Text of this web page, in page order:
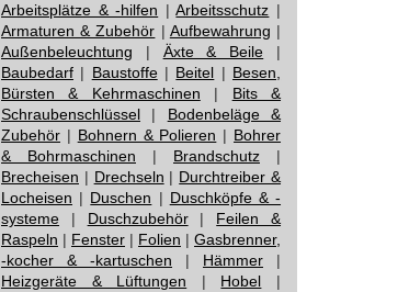
Arbeitsplätze & -hilfen |Arbeitsschutz |
Armaturen & Zubehör | Aufbewahrung |
Außenbeleuchtung | Äxte & Beile |
Baubedarf | Baustoffe| Beitel | Besen,
Bürsten & Kehrmaschinen | Bits &
Schraubenschlüssel | Bodenbeläge &
Zubehör | Bohnern & Polieren | Bohrer
& Bohrmaschinen | Brandschutz |
Brecheisen | Drechseln | Durchtreiber &
Locheisen | Duschen | Duschköpfe & -
systeme | Duschzubehör| Feilen &
Raspeln | Fenster | Folien | Gasbrenner,
-kocher & -kartuschen | Hämmer |
Heizgeräte & Lüftungen | Hobel |